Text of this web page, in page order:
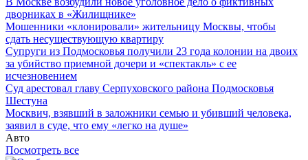
дворниках в «Жилищнике»
Мошенники «клонировали» жительницу Москвы, чтобы
сдать несуществующую квартиру
Супруги из Подмосковья получили 23 года колонии на двоих
за убийство приемной дочери и «спектакль» с ее
исчезновением
Суд арестовал главу Серпуховского района Подмосковья
Шестуна
Москвич, взявший в заложники семью и убивший человека,
заявил в суде, что ему «легко на душе»
Авто
Посмотреть все